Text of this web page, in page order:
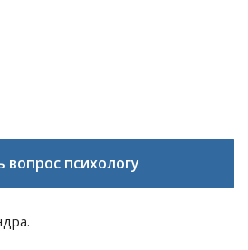
вопрос психологу